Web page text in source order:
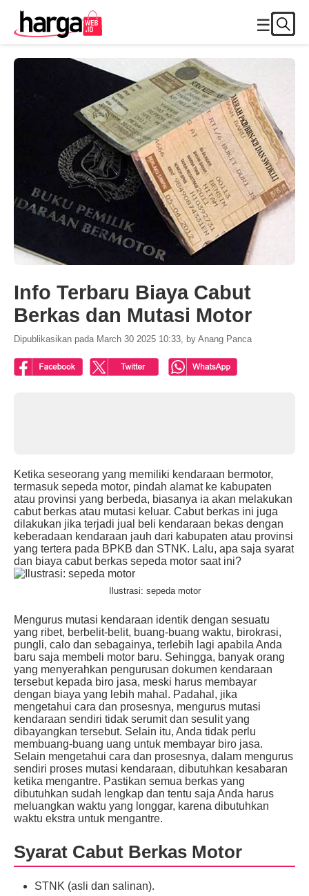
☰
Info Terbaru Biaya Cabut
Berkas dan Mutasi Motor
Dipublikasikan pada March 30 2025 10:33, by Anang Panca
Ketika seseorang yang memiliki kendaraan bermotor,
termasuk sepeda motor, pindah alamat ke kabupaten
atau provinsi yang berbeda, biasanya ia akan melakukan
cabut berkas atau mutasi keluar. Cabut berkas ini juga
dilakukan jika terjadi jual beli kendaraan bekas dengan
keberadaan kendaraan jauh dari kabupaten atau provinsi
yang tertera pada BPKB dan STNK. Lalu, apa saja syarat
dan biaya cabut berkas sepeda motor saat ini?
Ilustrasi: sepeda motor
Mengurus mutasi kendaraan identik dengan sesuatu
yang ribet, berbelit-belit, buang-buang waktu, birokrasi,
pungli, calo dan sebagainya, terlebih lagi apabila Anda
baru saja membeli motor baru. Sehingga, banyak orang
yang menyerahkan pengurusan dokumen kendaraan
tersebut kepada biro jasa, meski harus membayar
dengan biaya yang lebih mahal. Padahal, jika
mengetahui cara dan prosesnya, mengurus mutasi
kendaraan sendiri tidak serumit dan sesulit yang
dibayangkan tersebut. Selain itu, Anda tidak perlu
membuang-buang uang untuk membayar biro jasa.
Selain mengetahui cara dan prosesnya, dalam mengurus
sendiri proses mutasi kendaraan, dibutuhkan kesabaran
ketika mengantre. Pastikan semua berkas yang
dibutuhkan sudah lengkap dan tentu saja Anda harus
meluangkan waktu yang longgar, karena dibutuhkan
waktu ekstra untuk mengantre.
Syarat Cabut Berkas Motor
STNK (asli dan salinan).